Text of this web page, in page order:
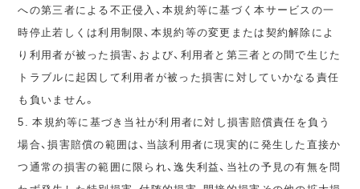
への第三者による不正侵入、本規約等に基づく本サービスの一
時停止若しくは利用制限、本規約等の変更または契約解除によ
り利用者が被った損害、および、利用者と第三者との間で生じた
トラブルに起因して利用者が被った損害に対していかなる責任
も負いません。
5. 本規約等に基づき当社が利用者に対し損害賠償責任を負う
場合、損害賠償の範囲は、当該利用者に現実的に発生した直接か
つ通常の損害の範囲に限られ、逸失利益、当社の予見の有無を問